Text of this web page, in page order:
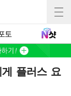
토
플러스 요